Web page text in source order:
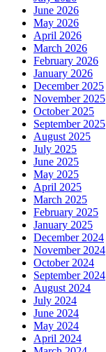
June 2026
May 2026
April 2026
March 2026
February 2026
January 2026
December 2025
November 2025
October 2025
September 2025
August 2025
July 2025
June 2025
May 2025
April 2025
March 2025
February 2025
January 2025
December 2024
November 2024
October 2024
September 2024
August 2024
July 2024
June 2024
May 2024
April 2024